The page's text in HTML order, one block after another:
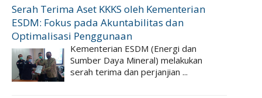
Serah Terima Aset KKKS oleh Kementerian
ESDM: Fokus pada Akuntabilitas dan
Optimalisasi Penggunaan
Kementerian ESDM (Energi dan
Sumber Daya Mineral) melakukan
serah terima dan perjanjian ...